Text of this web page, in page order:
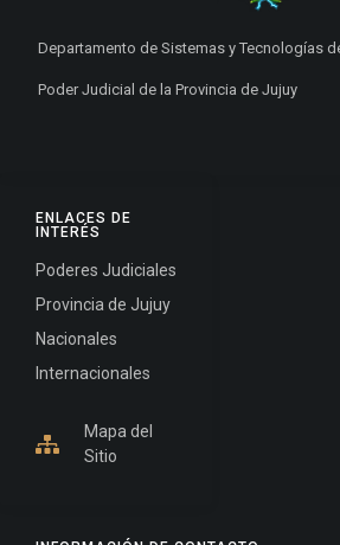
ENLACES DE
INTERÉS
Poderes Judiciales
Provincia de Jujuy
Nacionales
Internacionales
Mapa del
Sitio
Departamento de Sistemas y Tecnologías
Poder Judicial de la Provincia de Jujuy